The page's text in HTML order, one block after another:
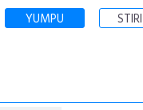
YUMPU STIRI